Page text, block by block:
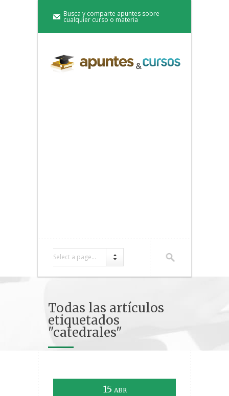
Busca y comparte apuntes sobre
cualquier curso o materia
Select a page...
Todas las artículos
etiquetados
"catedrales"
15 ABR